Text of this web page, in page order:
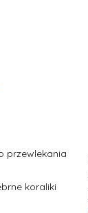
przewlekania
koraliki